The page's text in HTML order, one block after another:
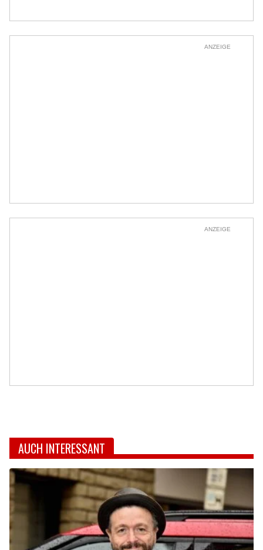
ANZEIGE
ANZEIGE
AUCH INTERESSANT